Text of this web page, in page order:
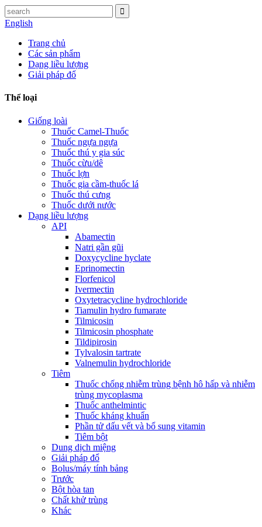
English
Trang chủ
Các sản phẩm
Dạng liều lượng
Giải pháp đổ
Thể loại
Giống loài
Thuốc Camel-Thuốc
Thuốc ngựa ngựa
Thuốc thú y gia súc
Thuốc cừu/dê
Thuốc lợn
Thuốc gia cầm-thuốc lá
Thuốc thú cưng
Thuốc dưới nước
Dạng liều lượng
API
Abamectin
Natri gần gũi
Doxycycline hyclate
Eprinomectin
Florfenicol
Ivermectin
Oxytetracycline hydrochloride
Tiamulin hydro fumarate
Tilmicosin
Tilmicosin phosphate
Tildipirosin
Tylvalosin tartrate
Valnemulin hydrochloride
Tiêm
Thuốc chống nhiễm trùng bệnh hô hấp và nhiễm
trùng mycoplasma
Thuốc anthelmintic
Thuốc kháng khuẩn
Phần tử dấu vết và bổ sung vitamin
Tiêm bột
Dung dịch miệng
Giải pháp đổ
Bolus/máy tính bảng
Trước
Bột hòa tan
Chất khử trùng
Khác